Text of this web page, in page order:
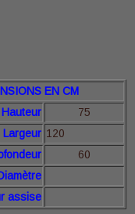
EN CM
75
Largeur 120
60
assise